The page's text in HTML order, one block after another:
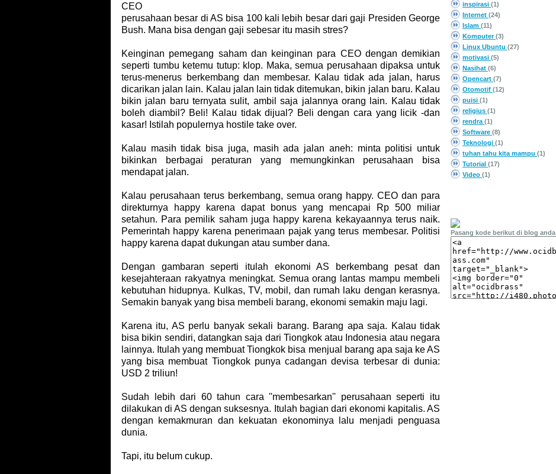
CEO
perusahaan besar di AS bisa 100 kali lebih besar dari gaji Presiden George
Bush. Mana bisa dengan gaji sebesar itu masih stres?
Keinginan pemegang saham dan keinginan para CEO dengan demikian
seperti tumbu ketemu tutup: klop. Maka, semua perusahaan dipaksa untuk
terus-menerus berkembang dan membesar. Kalau tidak ada jalan, harus
dicarikan jalan lain. Kalau jalan lain tidak ditemukan, bikin jalan baru. Kalau
bikin jalan baru ternyata sulit, ambil saja jalannya orang lain. Kalau tidak
boleh diambil? Beli! Kalau tidak dijual? Beli dengan cara yang licik -dan
kasar! Istilah populernya hostile take over.
Kalau masih tidak bisa juga, masih ada jalan aneh: minta politisi untuk
bikinkan berbagai peraturan yang memungkinkan perusahaan bisa
mendapat jalan.
Kalau perusahaan terus berkembang, semua orang happy. CEO dan para
direkturnya happy karena dapat bonus yang mencapai Rp 500 miliar
setahun. Para pemilik saham juga happy karena kekayaannya terus naik.
Pemerintah happy karena penerimaan pajak yang terus membesar. Politisi
happy karena dapat dukungan atau sumber dana.
Dengan gambaran seperti itulah ekonomi AS berkembang pesat dan
kesejahteraan rakyatnya meningkat. Semua orang lantas mampu membeli
kebutuhan hidupnya. Kulkas, TV, mobil, dan rumah laku dengan kerasnya.
Semakin banyak yang bisa membeli barang, ekonomi semakin maju lagi.
Karena itu, AS perlu banyak sekali barang. Barang apa saja. Kalau tidak
bisa bikin sendiri, datangkan saja dari Tiongkok atau Indonesia atau negara
lainnya. Itulah yang membuat Tiongkok bisa menjual barang apa saja ke AS
yang bisa membuat Tiongkok punya cadangan devisa terbesar di dunia:
USD 2 triliun!
Sudah lebih dari 60 tahun cara ''membesarkan'' perusahaan seperti itu
dilakukan di AS dengan suksesnya. Itulah bagian dari ekonomi kapitalis. AS
dengan kemakmuran dan kekuatan ekonominya lalu menjadi penguasa
dunia.
Tapi, itu belum cukup.
inspirasi (1)
Internet (24)
Islam (11)
Komputer(3)
Linux Ubuntu (27)
motivasi (5)
Nasihat (6)
Opencart (7)
Otomotif (12)
puisi (1)
religius (1)
rendra (1)
Software (8)
Teknologi (1)
tuhan tahu kita mampu (1)
Tutorial (17)
Video (1)
Pasang kode berikut di blog anda